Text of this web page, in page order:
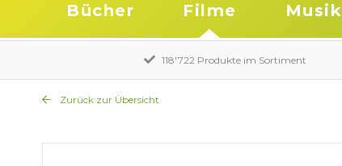
Bücher Filme Musik
118'722 Produkte im Sortiment
Zurück zur Übersicht